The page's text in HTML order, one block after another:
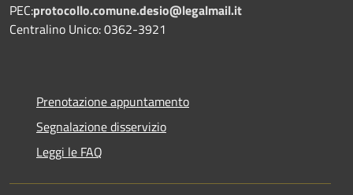
PEC:protocollo.comune.desio@legalmail.it
Centralino Unico: 0362-3921
Prenotazione appuntamento
Segnalazione disservizio
Leggi le FAQ